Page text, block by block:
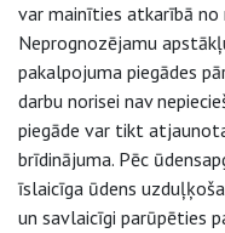
var mainīties atkarībā
Neprognozējamu
pakalpojuma piegādes
darbu norisei nav
piegāde var tikt
brīdinājuma. Pēc
īslaicīga ūdens
un savlaicīgi parūpēties